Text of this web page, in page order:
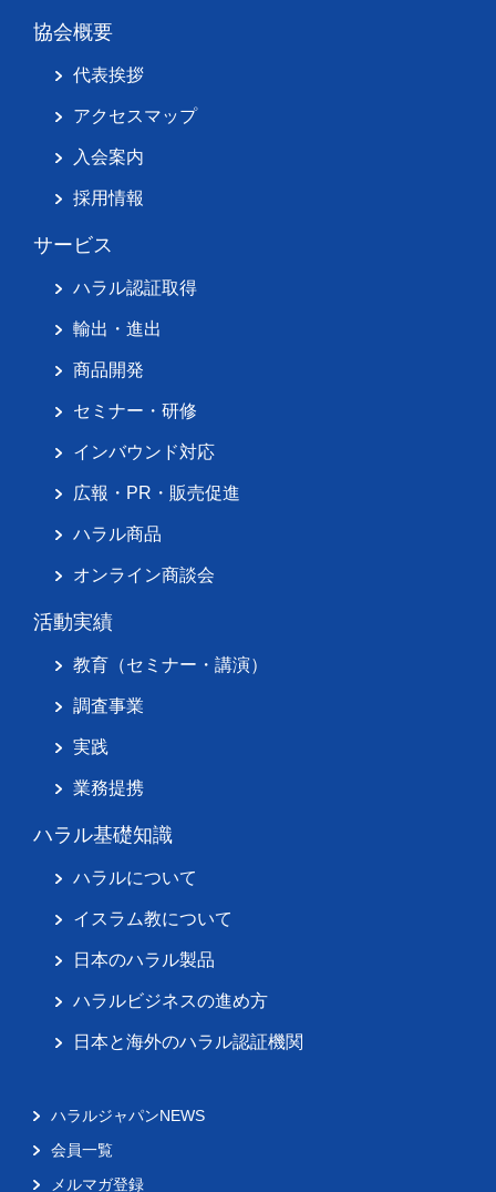
協会概要
代表挨拶
アクセスマップ
入会案内
採用情報
サービス
ハラル認証取得
輸出・進出
商品開発
セミナー・研修
インバウンド対応
広報・PR・販売促進
ハラル商品
オンライン商談会
活動実績
教育（セミナー・講演）
調査事業
実践
業務提携
ハラル基礎知識
ハラルについて
イスラム教について
日本のハラル製品
ハラルビジネスの進め方
日本と海外のハラル認証機関
ハラルジャパンNEWS
会員一覧
メルマガ登録